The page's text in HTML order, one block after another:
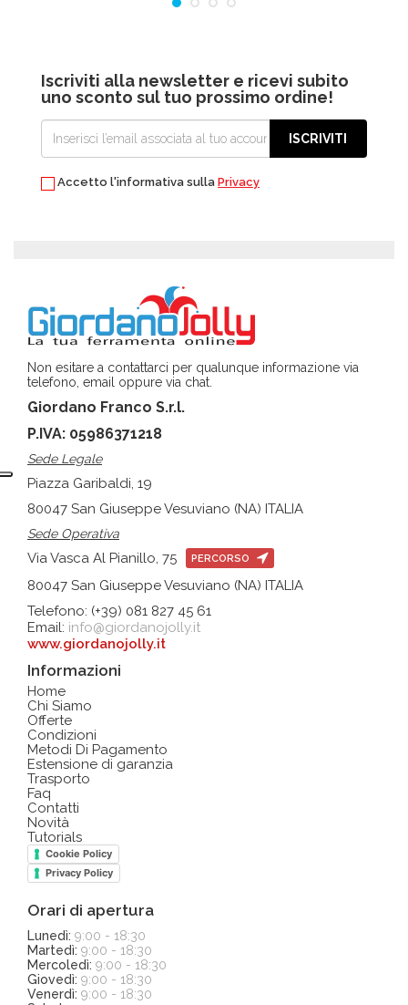
Iscriviti alla newsletter e ricevi subito
uno sconto sul tuo prossimo ordine!
ISCRIVITI
Accetto l'informativa sulla Privacy
Non esitare a contattarci per qualunque informazione via
telefono, email oppure via chat.
Giordano Franco S.r.l.
P.IVA: 05986371218
Sede Legale
Piazza Garibaldi, 19
80047 San Giuseppe Vesuviano (NA) ITALIA
Sede Operativa
Via Vasca Al Pianillo, 75 PERCORSO
80047 San Giuseppe Vesuviano (NA) ITALIA
Telefono: (+39) 081 827 45 61
Email: info@giordanojolly.it
www.giordanojolly.it
Informazioni
Home
Chi Siamo
Offerte
Condizioni
Metodi Di Pagamento
Estensione di garanzia
Trasporto
Faq
Contatti
Novità
Tutorials
Cookie Policy
Privacy Policy
Orari di apertura
Lunedì: 9:00 - 18:30
Martedì: 9:00 - 18:30
Mercoledì: 9:00 - 18:30
Giovedì: 9:00 - 18:30
Venerdì: 9:00 - 18:30